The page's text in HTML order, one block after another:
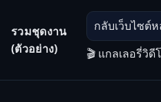
รวมชุดงาน
(ตัวอย่าง)
กลับเว็บไซต์
🎬 แกลเลอรี่วิดี